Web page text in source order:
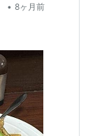
• 8ヶ月前